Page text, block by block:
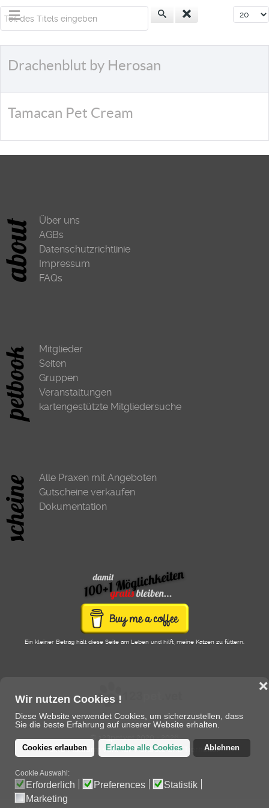
Wir nutzen Cookies !
Diese Website verwendet Cookies, um sicherzustellen, dass
Sie die beste Erfahrung auf unserer Website erhalten.
Cookies erlauben Erlaube alle Cookies Ablehnen
❌
Cookie Auswahl:
Erforderlich Preferences
Statistik
Marketing
Teil des Titels eingeben
Drachenblut by Herosan
Tamacan Pet Cream
Über uns
AGBs
Datenschutzrichtlinie
Impressum
FAQs
Mitglieder
Seiten
Gruppen
Veranstaltungen
kartengestützte Mitgliedersuche
Alle Praxen mit Angeboten
Gutscheine verkaufen
Dokumentation
Ein kleiner Betrag hält diese Seite am Leben und hilft, meine Katzen zu füttern.
© 123pet.vet 2020 - 2026
eine Plattform von/für Tierärzte und Tierhalter